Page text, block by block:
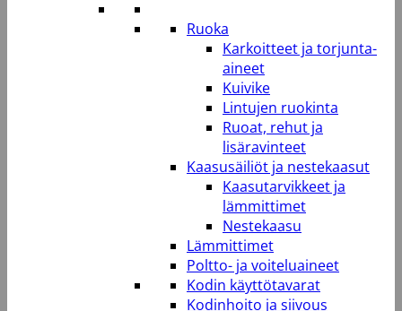
Ruoka
Karkoitteet ja torjunta-
aineet
Kuivike
Lintujen ruokinta
Ruoat, rehut ja
lisäravinteet
Kaasusäiliöt ja nestekaasut
Kaasutarvikkeet ja
lämmittimet
Nestekaasu
Lämmittimet
Poltto- ja voiteluaineet
Kodin käyttötavarat
Kodinhoito ja siivous